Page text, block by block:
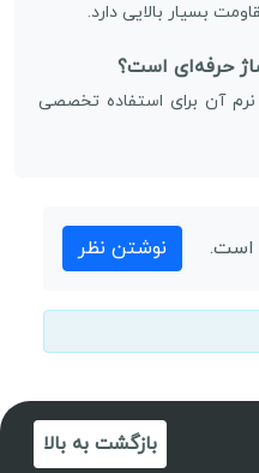
بسیار بالایی دارد.
آن برای استفاده تخصصی
است. نوشتن نظر
بازگشت به بالا